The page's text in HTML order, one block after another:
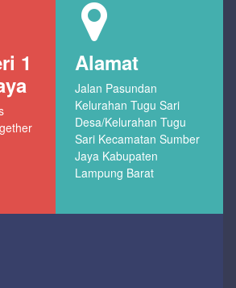
1
Alamat
Jalan Pasundan
Kelurahan Tugu Sari
Desa/Kelurahan Tugu
Sari Kecamatan Sumber
Jaya Kabupaten
Lampung Barat